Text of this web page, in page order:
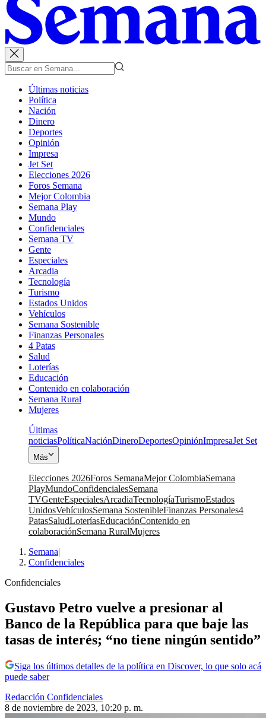
Últimas noticias
Política
Nación
Dinero
Deportes
Opinión
Impresa
Jet Set
Elecciones 2026
Foros Semana
Mejor Colombia
Semana Play
Mundo
Confidenciales
Semana TV
Gente
Especiales
Arcadia
Tecnología
Turismo
Estados Unidos
Vehículos
Semana Sostenible
Finanzas Personales
4 Patas
Salud
Loterías
Educación
Contenido en colaboración
Semana Rural
Mujeres
Últimas
noticiasPolíticaNaciónDineroDeportesOpiniónImpresaJet Set
Más
Elecciones 2026Foros SemanaMejor ColombiaSemana
PlayMundoConfidencialesSemana
TVGenteEspecialesArcadiaTecnologíaTurismoEstados
UnidosVehículosSemana SostenibleFinanzas Personales4
PatasSaludLoteríasEducaciónContenido en
colaboraciónSemana RuralMujeres
Semana|
Confidenciales
Confidenciales
Gustavo Petro vuelve a presionar al
Banco de la República para que baje las
tasas de interés; “no tiene ningún sentido”
Siga los últimos detalles de la política en Discover, lo que solo acá
puede saber
Redacción Confidenciales
8 de noviembre de 2023, 10:20 p. m.